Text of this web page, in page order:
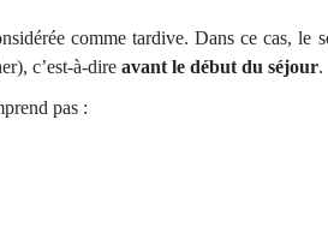
comme tardive. Dans ce cas,
c’est-à-dire avant le début du séjour.
pas :